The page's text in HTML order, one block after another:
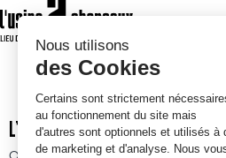
L’USINE À CHAPEAUX